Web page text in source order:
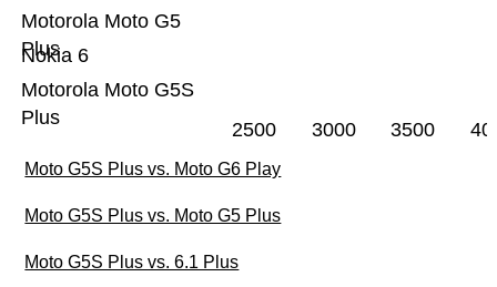
Motorola Moto G5S
Plus
Nokia 6
Motorola Moto G5
Plus
2500 3000 3500
Moto G5S Plus vs. Moto G6 Play
Moto G5S Plus vs. Moto G5 Plus
Moto G5S Plus vs. 6.1 Plus